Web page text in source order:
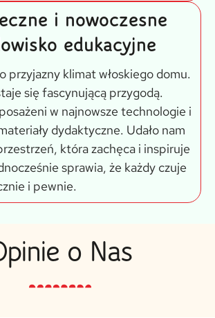
i nowoczesne
edukacyjne
przyjazny klimat włoskiego domu.
się fascynującą przygodą.
w najnowsze technologie i
dydaktyczne. Udało nam
która zachęca i inspiruje
sprawia, że każdy czuje
i pewnie.
o Nas